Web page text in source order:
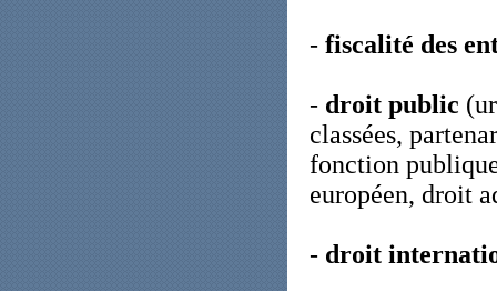
- fiscalité des
- droit public
classées,
fonction
européen, droit
- droit